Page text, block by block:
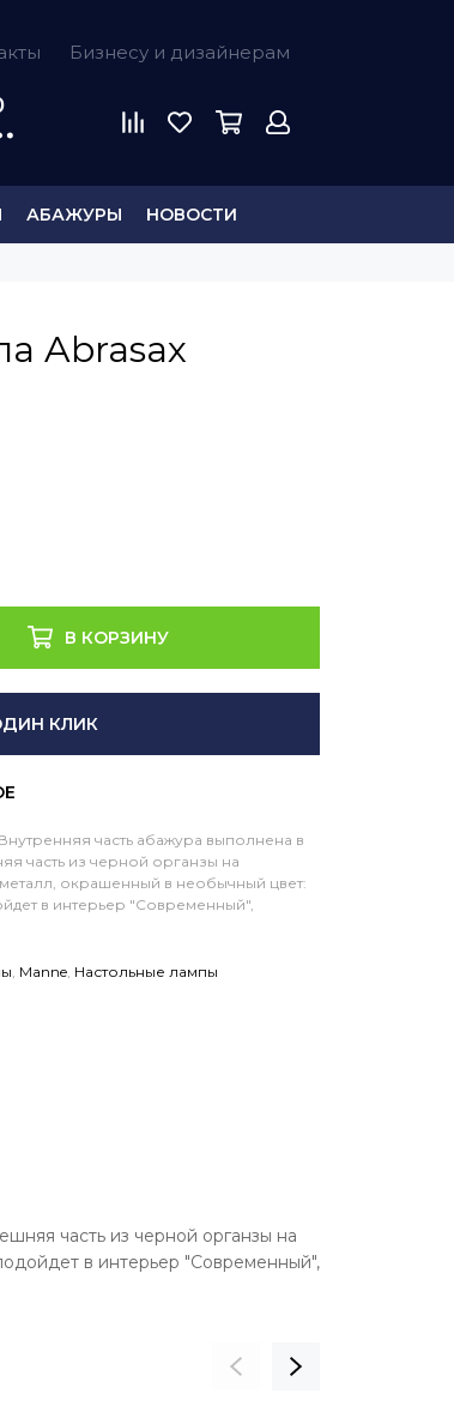
Бизнесу и дизайнерам
АБАЖУРЫ НОВОСТИ
Abrasax
В КОРЗИНУ
КЛИК
часть абажура выполнена в
часть из черной органзы на
окрашенный в необычный цвет:
в интерьер "Современный",
Manne Настольные лампы
часть из черной органзы на
в интерьер "Современный",